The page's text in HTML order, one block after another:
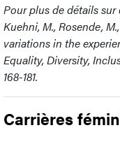
Pour plus de détails
Kuehni, M., Rosende,
variations in the
Equality, Diversity,
168-181.
Carrières